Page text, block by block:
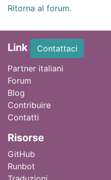
Ritorna al forum.
Link
Contattaci
Partner italiani
Forum
Blog
Contribuire
Contatti
Risorse
GitHub
Runbot